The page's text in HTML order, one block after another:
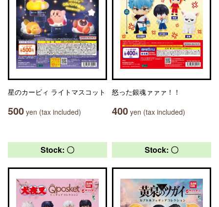
星のカービィ ライトマスコット
500 yen (tax included)
怒った銀魂ァァァ！！
400 yen (tax included)
Stock: 〇 Stock: 〇